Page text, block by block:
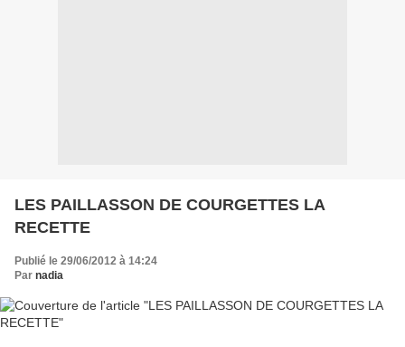
LES PAILLASSON DE COURGETTES LA
RECETTE
Publié le 29/06/2012 à 14:24
Par nadia